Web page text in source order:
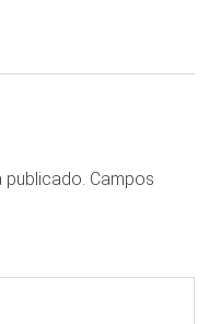
publicado. Campos